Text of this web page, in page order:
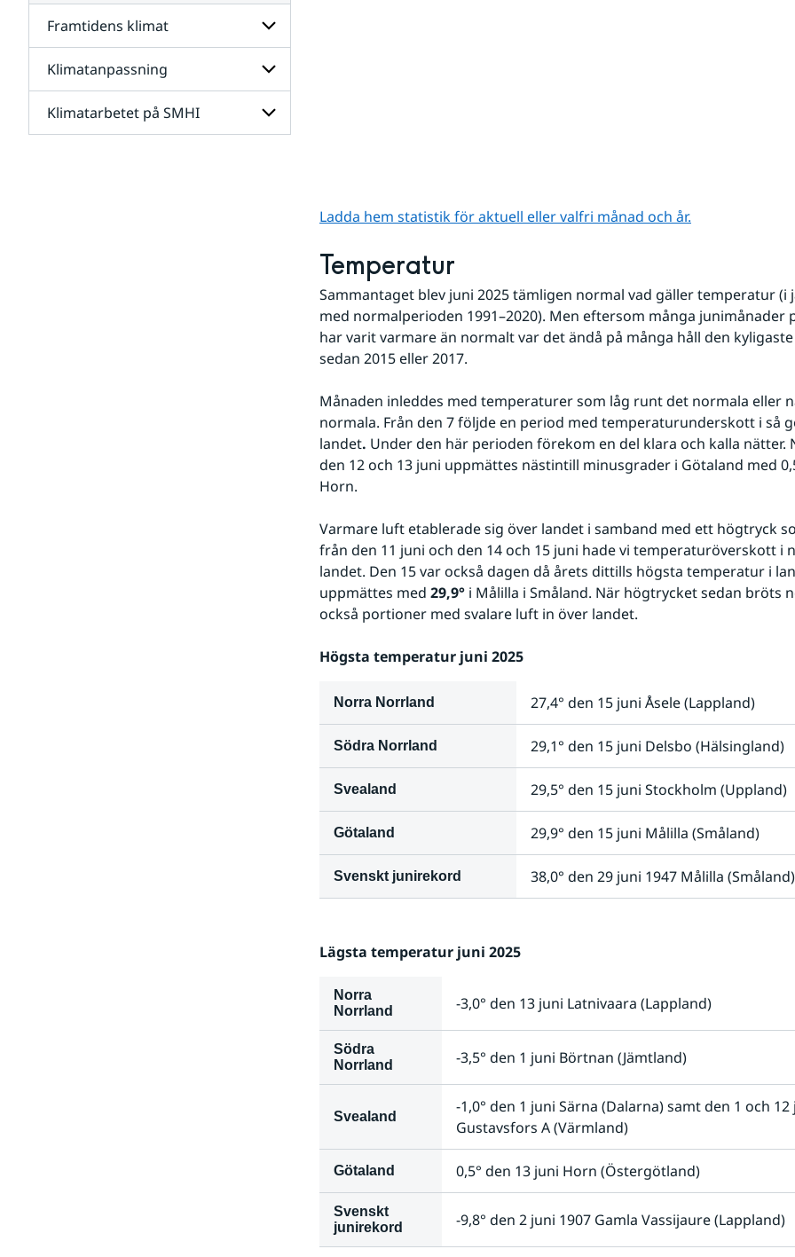
Framtidens klimat
Undersidor
för
Framtidens
klimat
Klimatanpassning
Undersidor
för
Klimatarbetet på SMHI
Ladda hem statistik för aktuell eller valfri månad och år.
Temperatur
Sammantaget blev juni 2025 tämligen normal vad gäller temperatur (i
med normalperioden 1991–2020). Men eftersom många junimånader
har varit varmare än normalt var det ändå på många håll den
sedan 2015 eller 2017.
Månaden inleddes med temperaturer som låg runt det normala eller
normala. Från den 7 följde en period med temperaturunderskott i så
landet. Under den här perioden förekom en del klara och kalla nätter.
den 12 och 13 juni uppmättes nästintill minusgrader i Götaland med
Horn.
Varmare luft etablerade sig över landet i samband med ett högtryck
från den 11 juni och den 14 och 15 juni hade vi temperaturöverskott i
landet. Den 15 var också dagen då årets dittills högsta temperatur i
uppmättes med 29,9° i Målilla i Småland. När högtrycket sedan bröts
också portioner med svalare luft in över landet.
Högsta temperatur juni 2025
Norra Norrland 27,4° den 15 juni Åsele (Lappland)
Södra Norrland 29,1° den 15 juni Delsbo (Hälsingland)
Svealand 29,5° den 15 juni Stockholm (Uppland)
Götaland 29,9° den 15 juni Målilla (Småland)
Svenskt junirekord 38,0° den 29 juni 1947 Målilla (Småland)
Lägsta temperatur juni 2025
Norra
Norrland
-3,0° den 13 juni Latnivaara (Lappland)
Södra
Norrland
-3,5° den 1 juni Börtnan (Jämtland)
Svealand
-1,0° den 1 juni Särna (Dalarna) samt den 1 och 12
Gustavsfors A (Värmland)
Götaland 0,5° den 13 juni Horn (Östergötland)
Svenskt
junirekord
-9,8° den 2 juni 1907 Gamla Vassijaure (Lappland)